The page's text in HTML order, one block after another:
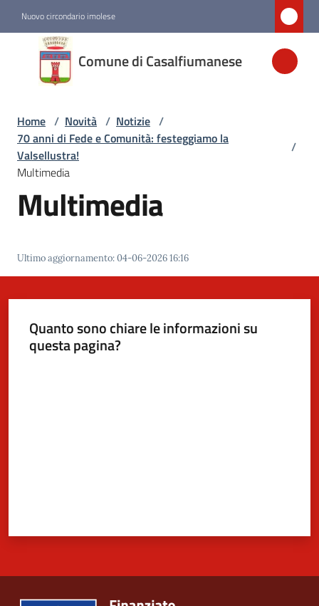
Nuovo circondario imolese
Comune di Casalfiumanese
Comune di
Casalfiumanese
Amministrazione
Novità
Vivere
Casalfiumanese
Home / Novità / Notizie /
70 anni di Fede e Comunità: festeggiamo la
Valsellustra!
/
Multimedia
Multimedia
Ultimo aggiornamento:04-06-2026 16:16
Quanto sono chiare le informazioni su
questa pagina?